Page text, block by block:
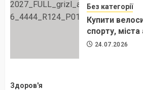
Без категорії
Купити
спорту,
24.07.2026
Здоров'я